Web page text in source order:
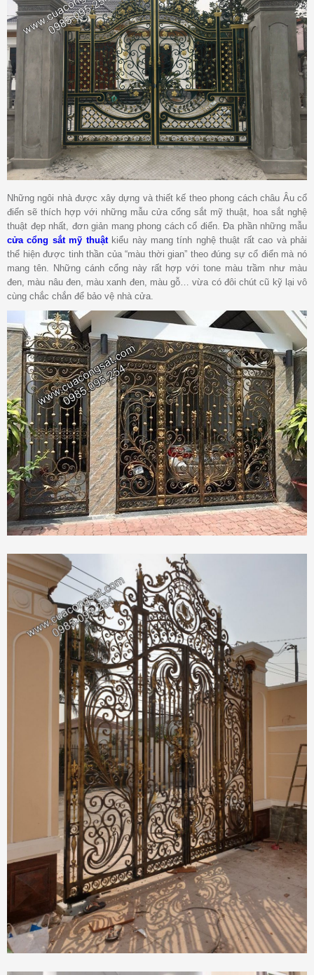
Những ngôi nhà được xây dựng và thiết kế theo phong cách châu Âu cổ
điển sẽ thích hợp với những mẫu cửa cổng sắt mỹ thuật, hoa sắt nghệ
thuật đẹp nhất, đơn giản mang phong cách cổ điển. Đa phần những mẫu
cửa cổng sắt mỹ thuật kiểu này mang tính nghệ thuật rất cao và phải
thể hiện được tinh thần của “màu thời gian” theo đúng sự cổ điển mà nó
mang tên. Những cánh cổng này rất hợp với tone màu trầm như màu
đen, màu nâu đen, màu xanh đen, màu gỗ… vừa có đôi chút cũ kỹ lại vô
cùng chắc chắn để bảo vệ nhà cửa.